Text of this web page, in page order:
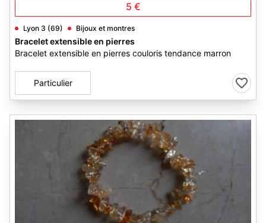
5 €
Lyon 3 (69) Bijoux et montres
Bracelet extensible en pierres
Bracelet extensible en pierres couloris tendance marron
Particulier